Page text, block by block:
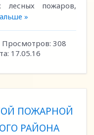
лесных пожаров,
»
Просмотров: 308
17.05.16
ПОЖАРНОЙ
РАЙОНА